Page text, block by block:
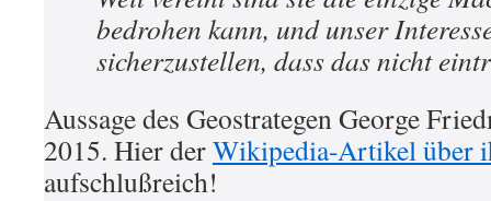
bedrohen kann, und unser
sicherzustellen, dass das nicht
Aussage des Geostrategen George
2015. Hier derWikipedia-Artikel über
aufschlußreich!